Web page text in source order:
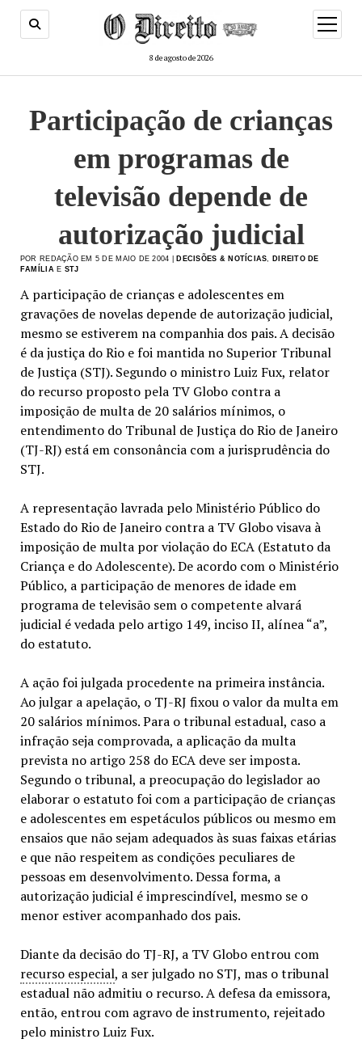
8 de agosto de 2026
menu
de
Participação de crianças
em programas de
televisão depende de
autorização judicial
POR REDAÇÃO EM 5 DE MAIO DE 2004 | DECISÕES & NOTÍCIAS
DIREITO DE
FAMÍLIA E STJ
A participação de crianças e adolescentes em
gravações de novelas depende de autorização judicial,
mesmo se estiverem na companhia dos pais. A decisão
é da justiça do Rio e foi mantida no Superior Tribunal
de Justiça (STJ). Segundo o ministro Luiz Fux, relator
do recurso proposto pela TV Globo contra a
imposição de multa de 20 salários mínimos, o
entendimento do Tribunal de Justiça do Rio de Janeiro
(TJ-RJ) está em consonância com a jurisprudência do
STJ.
A representação lavrada pelo Ministério Público do
Estado do Rio de Janeiro contra a TV Globo visava à
imposição de multa por violação do ECA (Estatuto da
Criança e do Adolescente). De acordo com o Ministério
Público, a participação de menores de idade em
programa de televisão sem o competente alvará
judicial é vedada pelo artigo 149, inciso II, alínea “a”,
do estatuto.
A ação foi julgada procedente na primeira instância.
Ao julgar a apelação, o TJ-RJ fixou o valor da multa em
20 salários mínimos. Para o tribunal estadual, caso a
infração seja comprovada, a aplicação da multa
prevista no artigo 258 do ECA deve ser imposta.
Segundo o tribunal, a preocupação do legislador ao
elaborar o estatuto foi com a participação de crianças
e adolescentes em espetáculos públicos ou mesmo em
ensaios que não sejam adequados às suas faixas etárias
e que não respeitem as condições peculiares de
pessoas em desenvolvimento. Dessa forma, a
autorização judicial é imprescindível, mesmo se o
menor estiver acompanhado dos pais.
Diante da decisão do TJ-RJ, a TV Globo entrou com
recurso especial, a ser julgado no STJ, mas o tribunal
estadual não admitiu o recurso. A defesa da emissora,
então, entrou com agravo de instrumento, rejeitado
pelo ministro Luiz Fux.